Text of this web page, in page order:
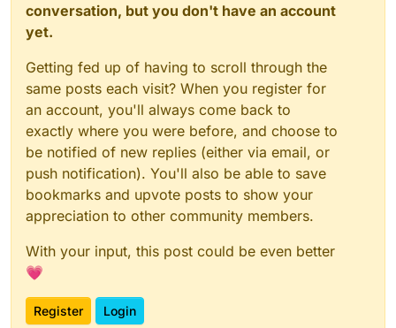
conversation, but you don't have an account
yet.
Getting fed up of having to scroll through the
same posts each visit? When you register for
an account, you'll always come back to
exactly where you were before, and choose to
be notified of new replies (either via email, or
push notification). You'll also be able to save
bookmarks and upvote posts to show your
appreciation to other community members.
With your input, this post could be even better
💗
Register Login